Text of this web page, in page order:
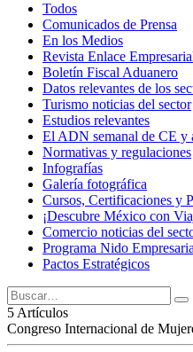
Todos
Comunicados de Prensa
En los Medios
Revista Enlace
Boletín Fiscal Aduanero
Datos relevantes de los
Turismo noticias del sector
Estudios relevantes
El ADN semanal de CE y
Normativas y regulaciones
Infografías
Galería fotográfica
Cursos, Certificaciones y
¡Descubre México con
Comercio noticias del
Programa Nido
Pactos Estratégicos
5 Artículos
Congreso Internacional de